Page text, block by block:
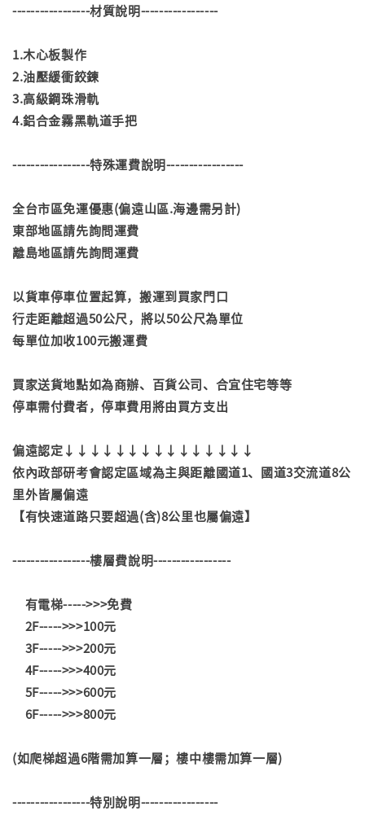
-----------------材質說明-----------------
1.木心板製作
2.油壓緩衝鉸鍊
3.高級鋼珠滑軌
4.鋁合金霧黑軌道手把
-----------------特殊運費說明-----------------
全台市區免運優惠(偏遠山區.海邊需另計)
東部地區請先詢問運費
離島地區請先詢問運費
以貨車停車位置起算，搬運到買家門口
行走距離超過50公尺，將以50公尺為單位
每單位加收100元搬運費
買家送貨地點如為商辦、百貨公司、合宜住宅等等
停車需付費者，停車費用將由買方支出
偏遠認定↓↓↓↓↓↓↓↓↓↓↓↓↓↓↓
依內政部研考會認定區域為主與距離國道1、國道3交流道8公
里外皆屬偏遠
【有快速道路只要超過(含)8公里也屬偏遠】
-----------------樓層費說明-----------------
有電梯----->>>免費
2F----->>>100元
3F----->>>200元
4F----->>>400元
5F----->>>600元
6F----->>>800元
(如爬梯超過6階需加算一層；樓中樓需加算一層)
-----------------特別說明-----------------